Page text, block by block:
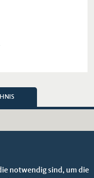
notwendig sind, um die